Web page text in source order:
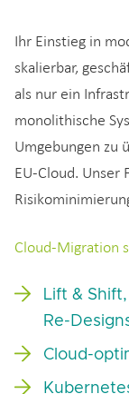
Ihr Einstieg in
skalierbar,
als nur ein
monolithische
Umgebungen zu
EU-Cloud. Unser
Cloud-Migration
Lift &
Re-
Cloud-